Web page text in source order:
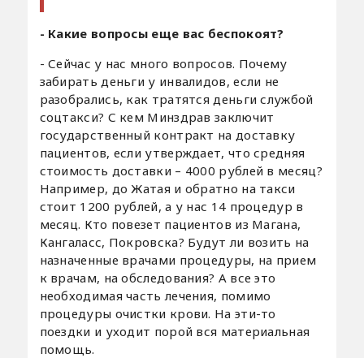
- Какие вопросы еще вас беспокоят?
- Сейчас у нас много вопросов. Почему
забирать деньги у инвалидов, если не
разобрались, как тратятся деньги службой
соцтакси? С кем Минздрав заключит
государственный контракт на доставку
пациентов, если утверждает, что средняя
стоимость доставки – 4000 рублей в месяц?
Например, до Жатая и обратно на такси
стоит 1200 рублей, а у нас 14 процедур в
месяц. Кто повезет пациентов из Магана,
Кангаласс, Покровска? Будут ли возить на
назначенные врачами процедуры, на прием
к врачам, на обследования? А все это
необходимая часть лечения, помимо
процедуры очистки крови. На эти-то
поездки и уходит порой вся материальная
помощь.